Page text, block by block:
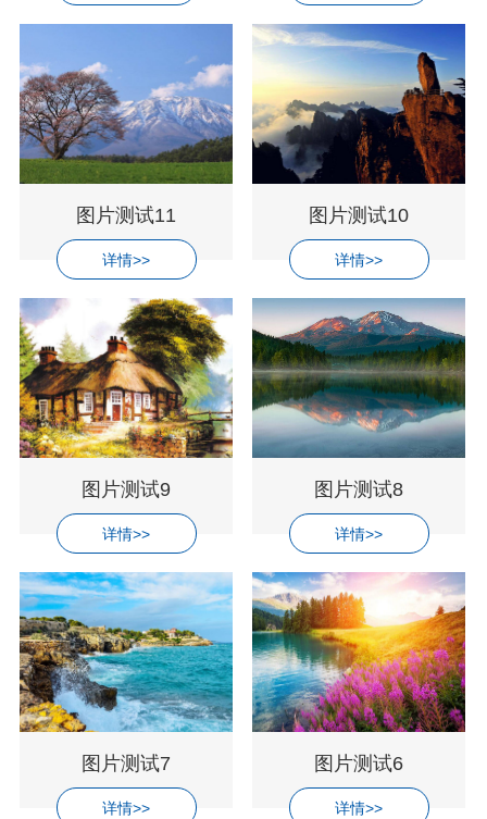
图片测试11
详情>>
图片测试10
详情>>
图片测试9
详情>>
图片测试8
详情>>
图片测试7
详情>>
图片测试6
详情>>